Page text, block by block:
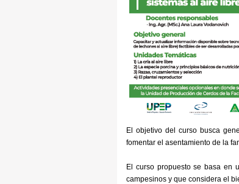
El objetivo del curso busca
fomentar el asentamiento de la
El curso propuesto se basa en
campesinos y que considera el